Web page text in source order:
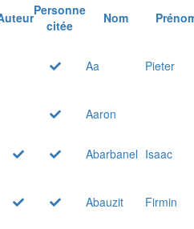
Personne
citée
Nom
Aa Pieter
Aaron
Abarbanel Isaac
Abauzit
Firmin